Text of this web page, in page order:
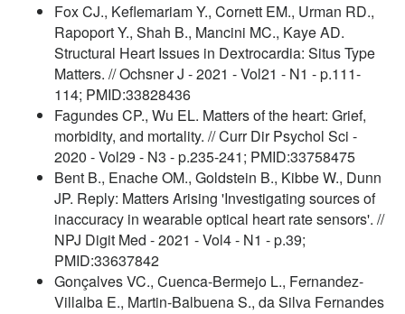
Fox CJ., Keflemariam Y., Cornett EM., Urman RD.,
Rapoport Y., Shah B., Mancini MC., Kaye AD.
Structural Heart Issues in Dextrocardia: Situs Type
Matters. // Ochsner J - 2021 - Vol21 - N1 - p.111-
114; PMID:33828436
Fagundes CP., Wu EL. Matters of the heart: Grief,
morbidity, and mortality. // Curr Dir Psychol Sci -
2020 - Vol29 - N3 - p.235-241; PMID:33758475
Bent B., Enache OM., Goldstein B., Kibbe W., Dunn
JP. Reply: Matters Arising 'Investigating sources of
inaccuracy in wearable optical heart rate sensors'. //
NPJ Digit Med - 2021 - Vol4 - N1 - p.39;
PMID:33637842
Gonçalves VC., Cuenca-Bermejo L., Fernandez-
Villalba E., Martin-Balbuena S., da Silva Fernandes